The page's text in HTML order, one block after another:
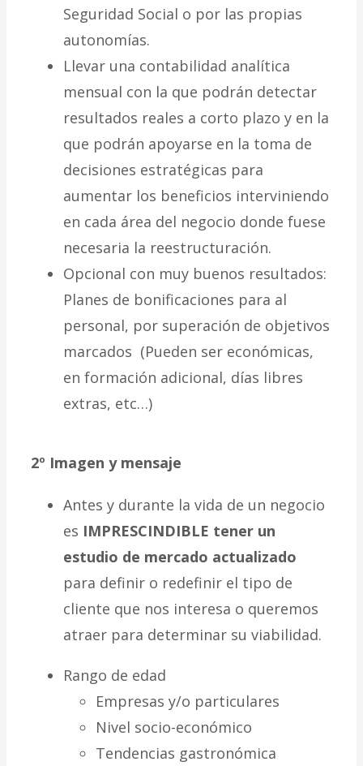
Seguridad Social o por las propias
autonomías.
Llevar una contabilidad analítica
mensual con la que podrán detectar
resultados reales a corto plazo y en la
que podrán apoyarse en la toma de
decisiones estratégicas para
aumentar los beneficios interviniendo
en cada área del negocio donde fuese
necesaria la reestructuración.
Opcional con muy buenos resultados:
Planes de bonificaciones para al
personal, por superación de objetivos
marcados (Pueden ser económicas,
en formación adicional, días libres
extras, etc…)
2º Imagen y mensaje
Antes y durante la vida de un negocio
es IMPRESCINDIBLE tener un
estudio de mercado actualizado
para definir o redefinir el tipo de
cliente que nos interesa o queremos
atraer para determinar su viabilidad.
Rango de edad
Empresas y/o particulares
Nivel socio-económico
Tendencias gastronómica